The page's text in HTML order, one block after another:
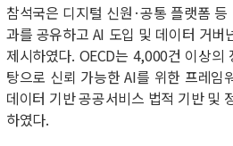
참석국은 디지털 신원 ·공통 플랫폼 등
과를 공유하고 AI 도입 및 데이터 거버
제시하였다. OECD는 4,000건 이상의
탕으로 신뢰 가능한AI를 위한 프레임
데이터 기반 공공서비스 법적 기반 및
하였다.